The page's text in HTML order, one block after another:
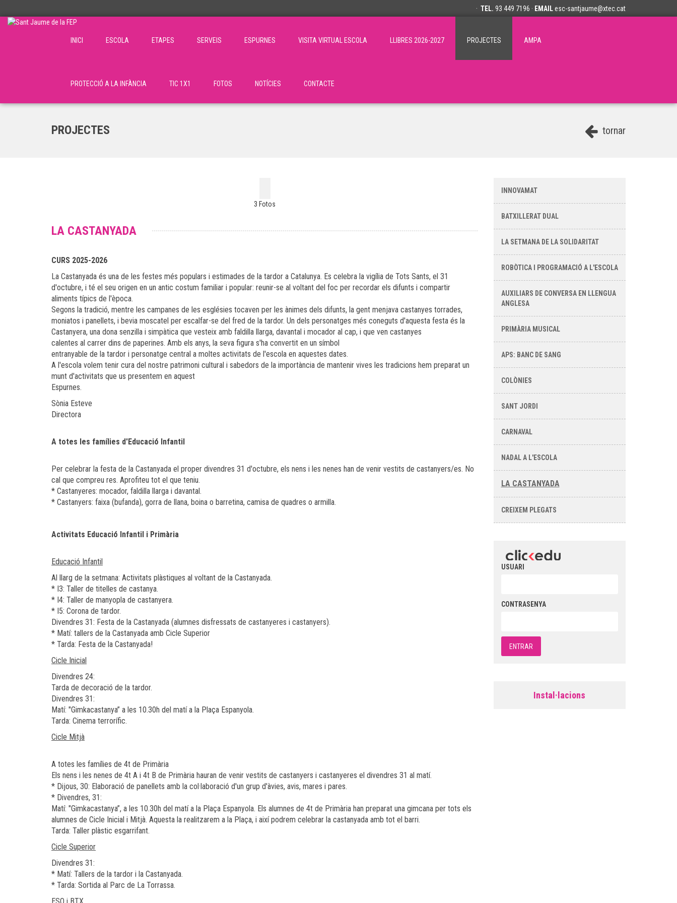
· TEL. 93 449 7196 · EMAILesc-santjaume@xtec.cat
INICI ESCOLA ETAPES SERVEIS ESPURNES VISITA VIRTUAL ESCOLA LLIBRES 2026-2027 PROJECTES AMPA
PROTECCIÓ A LA INFÀNCIA TIC 1X1 FOTOS NOTÍCIES CONTACTE
tornar
PROJECTES
3 Fotos
LA CASTANYADA
CURS 2025-2026
La Castanyada és una de les festes més populars i estimades de la tardor a Catalunya. Es celebra la vigília de Tots Sants, el 31
d'octubre, i té el seu origen en un antic costum familiar i popular: reunir-se al voltant del foc per recordar els difunts i compartir
aliments típics de l'època.
Segons la tradició, mentre les campanes de les esglésies tocaven per les ànimes dels difunts, la gent menjava castanyes torrades,
moniatos i panellets, i bevia moscatel per escalfar-se del fred de la tardor. Un dels personatges més coneguts d'aquesta festa és la
Castanyera, una dona senzilla i simpàtica que vesteix amb faldilla llarga, davantal i mocador al cap, i que ven castanyes
calentes al carrer dins de paperines. Amb els anys, la seva figura s'ha convertit en un símbol
entranyable de la tardor i personatge central a moltes activitats de l'escola en aquestes dates.
A l'escola volem tenir cura del nostre patrimoni cultural i sabedors de la importància de mantenir vives les tradicions hem preparat un
munt d'activitats que us presentem en aquest
Espurnes.
Sònia Esteve
Directora
A totes les famílies d'Educació Infantil
Per celebrar la festa de la Castanyada el proper divendres 31 d'octubre, els nens i les nenes han de venir vestits de castanyers/es. No
cal que compreu res. Aprofiteu tot el que teniu.
* Castanyeres: mocador, faldilla llarga i davantal.
* Castanyers: faixa (bufanda), gorra de llana, boina o barretina, camisa de quadres o armilla.
Activitats Educació Infantil i Primària
Educació Infantil
Al llarg de la setmana: Activitats plàstiques al voltant de la Castanyada.
* I3: Taller de titelles de castanya.
* I4: Taller de manyopla de castanyera.
* I5: Corona de tardor.
Divendres 31: Festa de la Castanyada (alumnes disfressats de castanyeres i castanyers).
* Matí: tallers de la Castanyada amb Cicle Superior
* Tarda: Festa de la Castanyada!
Cicle Inicial
Divendres 24:
Tarda de decoració de la tardor.
Divendres 31:
Matí: "Gimkacastanya” a les 10.30h del matí a la Plaça Espanyola.
Tarda: Cinema terrorífic.
Cicle Mitjà
A totes les famílies de 4t de Primària
Els nens i les nenes de 4t A i 4t B de Primària hauran de venir vestits de castanyers i castanyeres el divendres 31 al matí.
* Dijous, 30: Elaboració de panellets amb la col·laboració d'un grup d'àvies, avis, mares i pares.
* Divendres, 31:
Matí: "Gimkacastanya”, a les 10.30h del matí a la Plaça Espanyola. Els alumnes de 4t de Primària han preparat una gimcana per tots els
alumnes de Cicle Inicial i Mitjà. Aquesta la realitzarem a la Plaça, i així podrem celebrar la castanyada amb tot el barri.
Tarda: Taller plàstic esgarrifant.
Cicle Superior
Divendres 31:
* Matí: Tallers de la tardor i la Castanyada.
* Tarda: Sortida al Parc de La Torrassa.
INNOVAMAT
BATXILLERAT DUAL
LA SETMANA DE LA SOLIDARITAT
ROBÒTICA I PROGRAMACIÓ A L'ESCOLA
AUXILIARS DE CONVERSA EN LLENGUA
ANGLESA
PRIMÀRIA MUSICAL
APS: BANC DE SANG
COLÒNIES
SANT JORDI
CARNAVAL
NADAL A L'ESCOLA
LA CASTANYADA
CREIXEM PLEGATS
USUARI
CONTRASENYA
Instal·lacions